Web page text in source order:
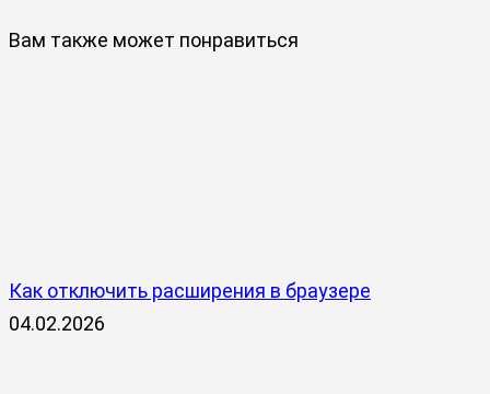
Вам также может понравиться
Как отключить расширения в браузере
04.02.2026